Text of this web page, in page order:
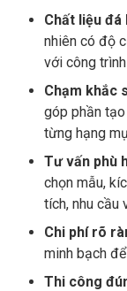
Chất liệu đá
nhiên có độ
với công
Chạm khắc
góp phần
từng hạng
Tư vấn phù
chọn mẫu,
tích, nhu cầu
Chi phí rõ
minh bạch
Thi công